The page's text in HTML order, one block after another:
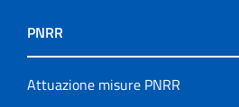
PNRR
Attuazione misure PNRR